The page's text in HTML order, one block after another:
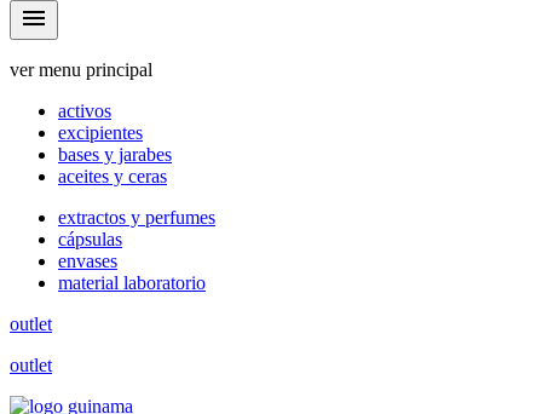
menu
ver menu principal
activos
excipientes
bases y jarabes
aceites y ceras
extractos y perfumes
cápsulas
envases
material laboratorio
outlet
outlet